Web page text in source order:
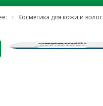
Косметика для кожи и волос